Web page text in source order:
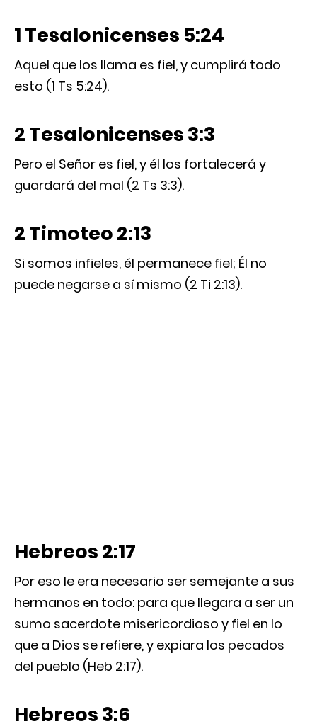
1 Tesalonicenses 5:24
Aquel que los llama es fiel, y cumplirá todo
esto (1 Ts 5:24).
2 Tesalonicenses 3:3
Pero el Señor es fiel, y él los fortalecerá y
guardará del mal (2 Ts 3:3).
2 Timoteo 2:13
Si somos infieles, él permanece fiel; Él no
puede negarse a sí mismo (2 Ti 2:13).
Hebreos 2:17
Por eso le era necesario ser semejante a sus
hermanos en todo: para que llegara a ser un
sumo sacerdote misericordioso y fiel en lo
que a Dios se refiere, y expiara los pecados
del pueblo (Heb 2:17).
Hebreos 3:6